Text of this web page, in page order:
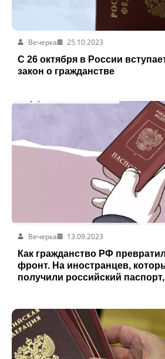
Вечерка
25.10.2023
С 26 октября в России
закон о гражданстве
Вечерка
13.09.2023
Как гражданство РФ
фронт. На иностранцев,
получили российский